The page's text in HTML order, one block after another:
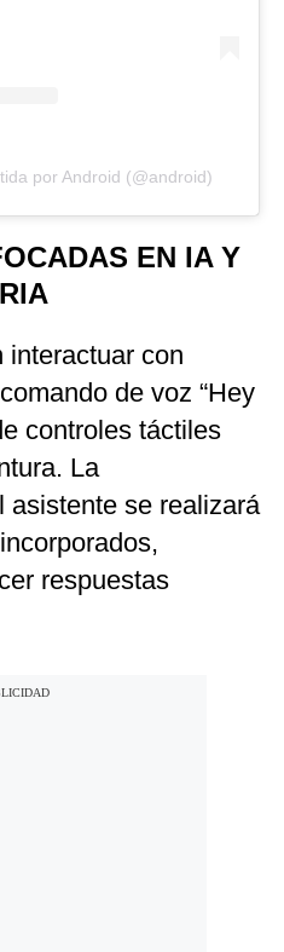
por Android (@android)
EN IA Y
interactuar con
de voz “Hey
controles táctiles
La
asistente se realizará
respuestas